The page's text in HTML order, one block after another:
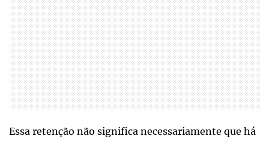
Essa retenção não significa necessariamente que há